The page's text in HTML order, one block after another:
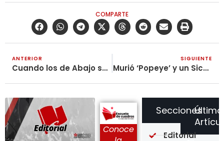
COMPARTE
ANTERIOR
Cuando los de Abajo se Mueven los de Arriba se Caen
SIGUIENTE
Murió ‘Popeye’ y un Sicario Uniformado lamenta su Partida
Conoce
Secciones
Editorial